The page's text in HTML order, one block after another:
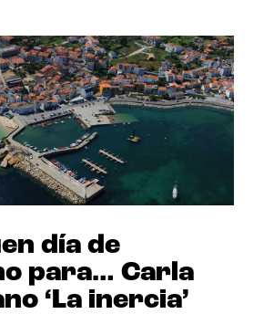
día de
para… Carla
‘La inercia’